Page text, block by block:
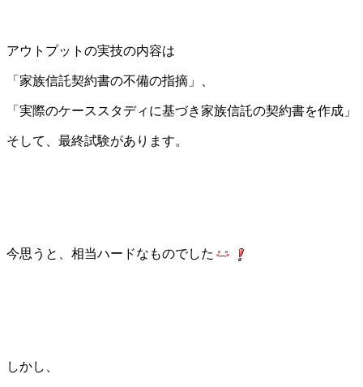
アウトプットの実技の内容は
「家族信託契約書の不備の指摘」、
「実際のケーススタディに基づき家族信託の契約書を作成」
そして、最終試験があります。
今思うと、相当ハードなものでした
しかし、